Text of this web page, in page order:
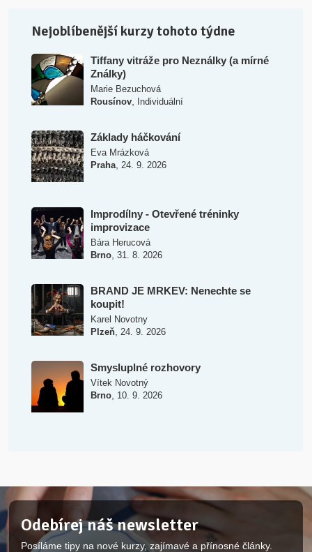
Nejoblíbenější kurzy tohoto týdne
Tiffany vitráže pro Neználky (a mírné
Ználky)
Marie Bezuchová
Rousínov, Individuální
Základy háčkování
Eva Mrázková
Praha, 24. 9. 2026
Improdílny - Otevřené tréninky
improvizace
Bára Herucová
Brno, 31. 8. 2026
BRAND JE MRKEV: Nenechte se
koupit!
Karel Novotny
Plzeň, 24. 9. 2026
Smysluplné rozhovory
Vítek Novotný
Brno, 10. 9. 2026
Odebírej náš newsletter
Posíláme tipy na nové kurzy, zajímavé a přínosné články.